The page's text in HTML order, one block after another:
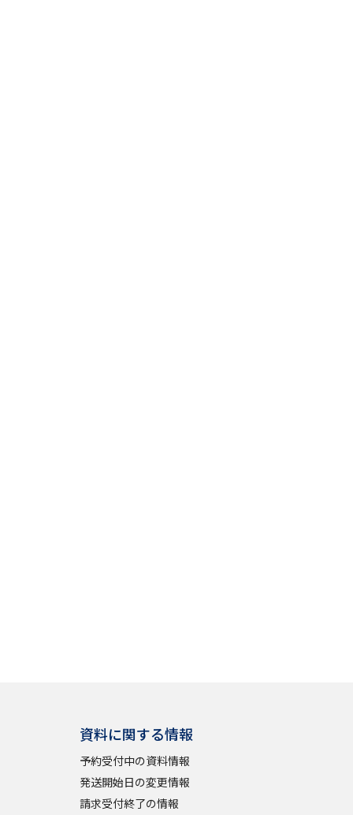
資料に関する情報
予約受付中の資料情報
発送開始日の変更情報
請求受付終了の情報